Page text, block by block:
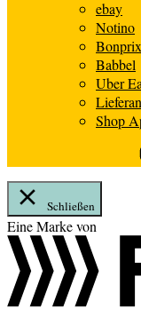
ebay
Notino
Bonprix
Babbel
Uber
Shop
Schließen
Zum
Inhalt
springen
Eine Marke von